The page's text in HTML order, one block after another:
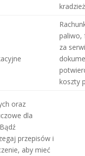
paliwo,
za
koszty
oraz
dla
przepisów i
aby mieć